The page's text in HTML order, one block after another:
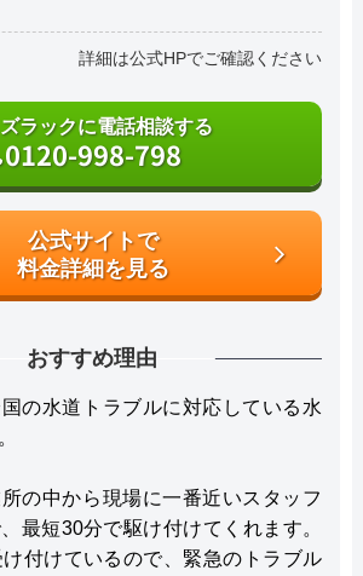
詳細は公式HPでご確認ください
ラックに電話相談する
0120-998-798
公式サイトで
料金詳細を見る
おすすめ理由
の水道トラブルに対応している水
の中から現場に一番近いスタッフ
最短30分で駆け付けてくれます。
付けているので、緊急のトラブル